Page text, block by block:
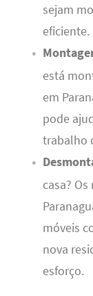
sejam
eficiente.
está
em
pode
trabalho
casa?
móveis
nova
esforço.